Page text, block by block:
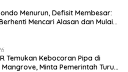
Menurun, Defisit Membesar:
Mencari Alasan dan Mulai
Temukan Kebocoran Pipa di
Minta Pemerintah Turun